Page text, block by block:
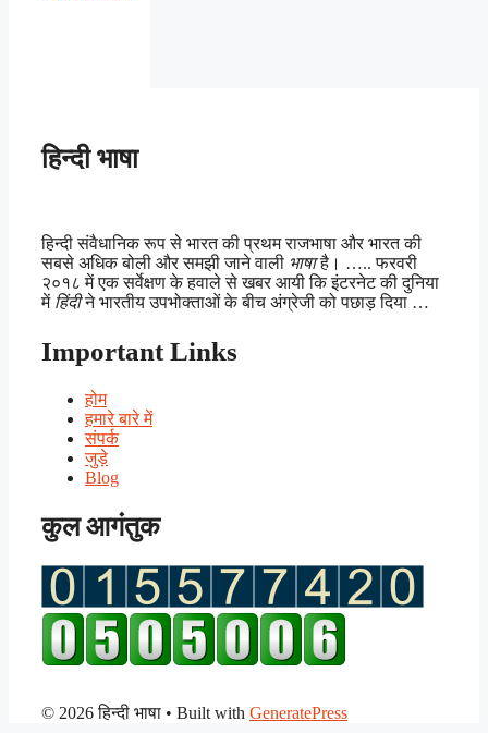
हिन्दी भाषा
हिन्दी संवैधानिक रूप से भारत की प्रथम राजभाषा और भारत की
सबसे अधिक बोली और समझी जाने वाली भाषाहै। ….. फरवरी
२०१८ में एक सर्वेक्षण के हवाले से खबर आयी कि इंटरनेट की दुनिया
में हिंदीने भारतीय उपभोक्ताओं के बीच अंग्रेजी को पछाड़ दिया …
Important Links
होम
हमारे बारे में
संपर्क
जुड़े
Blog
कुल आगंतुक
© 2026 हिन्दी भाषा • Built with GeneratePress